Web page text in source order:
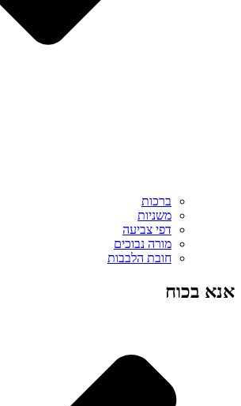
ברכות
משניות
דפי צביעה
מורה נבוכים
חובת הלבבות
אנא בכוח